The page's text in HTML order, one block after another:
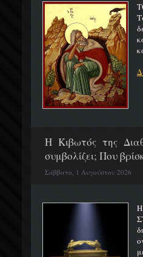
H Κιβωτός της
συμβολίζει; Που
Σάββατο, 1 Αυγούστου 2026